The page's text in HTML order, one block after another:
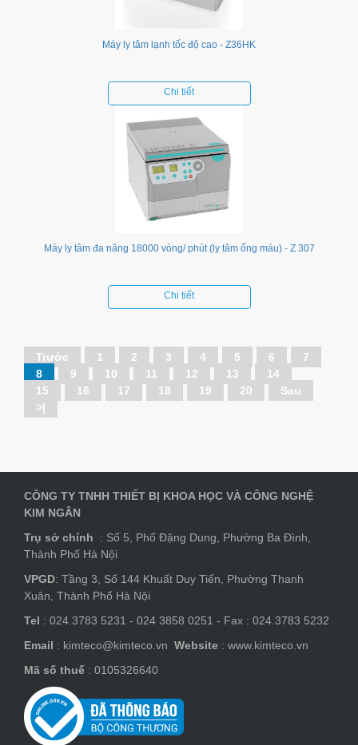
Máy ly tâm lạnh tốc độ cao - Z36HK
Chi tiết
Máy ly tâm đa năng 18000 vòng/ phút (ly tâm ống máu) - Z 307
Chi tiết
Trước 1 2 3 4 5 6
7
8
9 10 11 12 13
14
15
16 17 18 19 20
Sau
>|
CÔNG TY TNHH THIẾT BỊ KHOA HỌC VÀ CÔNG NGHỆ
KIM NGÂN
Trụ sở chính : Số 5, Phố Đặng Dung, Phường Ba Đình,
Thành Phố Hà Nội
VPGD: Tầng 3, Số 144 Khuất Duy Tiến, Phường Thanh
Xuân, Thành Phố Hà Nội
Tel : 024.3783 5231 - 024 3858 0251 - Fax : 024.3783 5232
Email : kimteco@kimteco.vn Website : www.kimteco.vn
Mã số thuế : 0105326640